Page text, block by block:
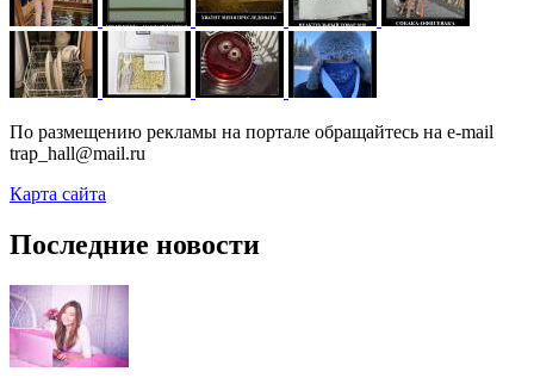
По размещению рекламы на портале обращайтесь на e-mail
trap_hall@mail.ru
Карта сайта
Последние новости